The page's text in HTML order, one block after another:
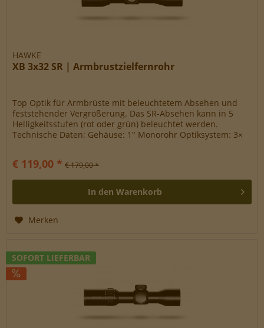
HAWKE
XB 3x32 SR | Armbrustzielfernrohr
Top Optik für Armbrüste mit beleuchtetem Absehen und
feststehender Vergrößerung. Das SR-Absehen kann in 5
Helligkeitsstufen (rot oder grün) beleuchtet werden.
Technische Daten: Gehäuse: 1″ Monorohr Optiksystem: 3×
€ 119,00 * € 179,00 *
In den Warenkorb
Merken
SOFORT LIEFERBAR